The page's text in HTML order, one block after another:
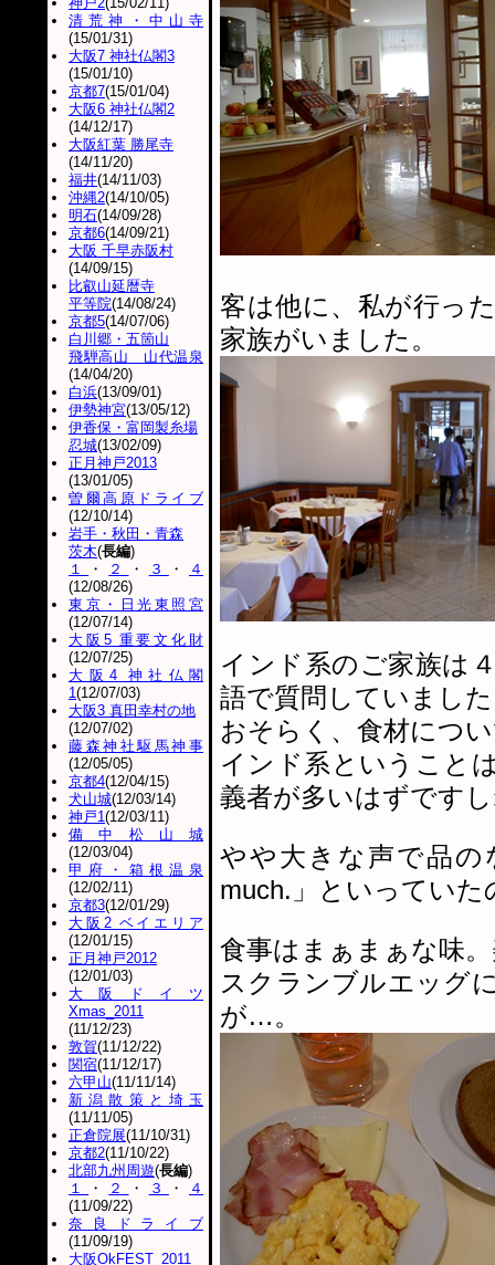
客は他に、私が行っ
家族がいました。
インド系のご家族は
語で質問していまし
おそらく、食材につ
インド系ということ
義者が多いはずです
やや大きな声で品の
much.」といってい
食事はまぁまぁな味
スクランブルエッグ
が…。
清荒神・中山寺
(15/01/31)
大阪7 神社仏閣3
(15/01/10)
京都7(15/01/04)
大阪6 神社仏閣2
(14/12/17)
大阪紅葉 勝尾寺
(14/11/20)
福井(14/11/03)
沖縄2(14/10/05)
明石(14/09/28)
京都6(14/09/21)
大阪 千早赤阪村
(14/09/15)
比叡山延暦寺
平等院(14/08/24)
京都5(14/07/06)
白川郷・五箇山
飛騨高山 山代温泉
(14/04/20)
白浜(13/09/01)
伊勢神宮(13/05/12)
伊香保・富岡製糸場
忍城(13/02/09)
正月神戸2013
(13/01/05)
曽爾高原ドライブ
(12/10/14)
岩手・秋田・青森
茨木(長編)
１
・ ２ ・ ３ ・
４
(12/08/26)
東京・日光東照宮
(12/07/14)
大阪5 重要文化財
(12/07/25)
大阪4 神社仏閣
1(12/07/03)
大阪3 真田幸村の地
(12/07/02)
藤森神社駆馬神事
(12/05/05)
京都4(12/04/15)
犬山城(12/03/14)
神戸1(12/03/11)
備中松山城
(12/03/04)
甲府・箱根温泉
(12/02/11)
京都3(12/01/29)
大阪2 ベイエリア
(12/01/15)
正月神戸2012
(12/01/03)
大阪ドイツ
Xmas_2011
(11/12/23)
敦賀(11/12/22)
関宿(11/12/17)
六甲山(11/11/14)
新潟散策と埼玉
(11/11/05)
正倉院展(11/10/31)
京都2(11/10/22)
北部九州周遊(長編)
１
・ ２ ・ ３ ・
４
(11/09/22)
奈良ドライブ
(11/09/19)
大阪OkFEST_2011